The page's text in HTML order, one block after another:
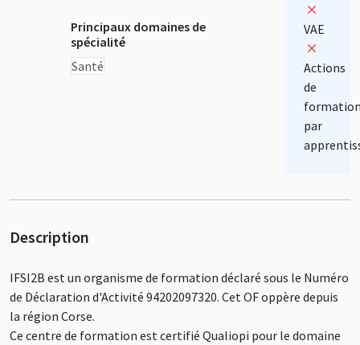
Principaux domaines de
spécialité
Santé
VAE
Actions
de
par
Description
IFSI2B est un organisme de formation déclaré sous le Numéro
de Déclaration d'Activité 94202097320. Cet OF oppère depuis
la région Corse.
Ce centre de formation est certifié Qualiopi pour le domaine